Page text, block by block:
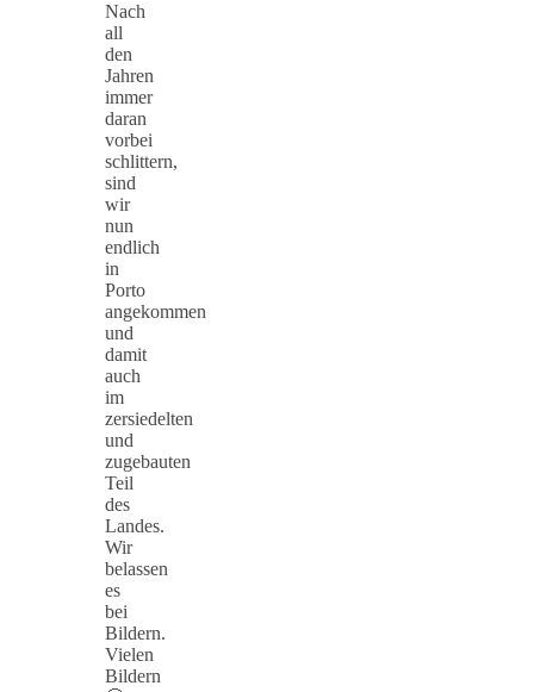
Nach
all
den
Jahren
immer
daran
vorbei
schlittern,
sind
wir
nun
endlich
in
Porto
angekommen
und
damit
auch
im
zersiedelten
und
zugebauten
Teil
des
Landes.
Wir
belassen
es
bei
Bildern.
Vielen
Bildern